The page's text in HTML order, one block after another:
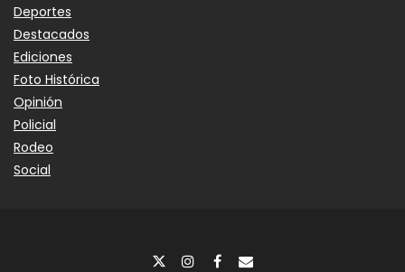
Deportes
Destacados
Ediciones
Foto Histórica
Opinión
Policial
Rodeo
Social